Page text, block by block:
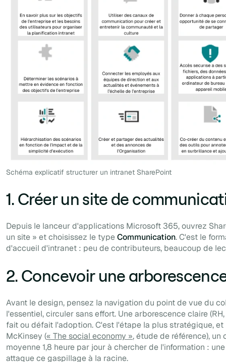
Schéma explicatif structurer un intranet SharePoint
1. Créer un site de
Depuis le lanceur d'applications Microsoft 365, ouvrez
un site » et choisissez le typeCommunication. C'est le
d'accueil d'intranet : peu de contributeurs, beaucoup de
2. Concevoir une
Avant le design, pensez la navigation du point de vue du
l'essentiel, circuler sans effort. Une arborescence claire
fait ou défait l'adoption. C'est l'étape la plus stratégique, et
McKinsey (« The social economy », étude de référence),
moyenne 1,8 heure par jour à chercher de l'information :
attaque ce gaspillage à la racine.